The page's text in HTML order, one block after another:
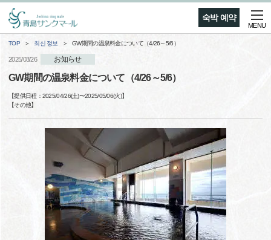
숙박 예약
MENU
TOP 최신 정보 GW期間の温泉料金について（4/26～5/6）
2025/03/26 お知らせ
GW期間の温泉料金について（4/26～5/6）
【提供日程： 2025/04/26(土)〜2025/05/06(火)】
【その他】